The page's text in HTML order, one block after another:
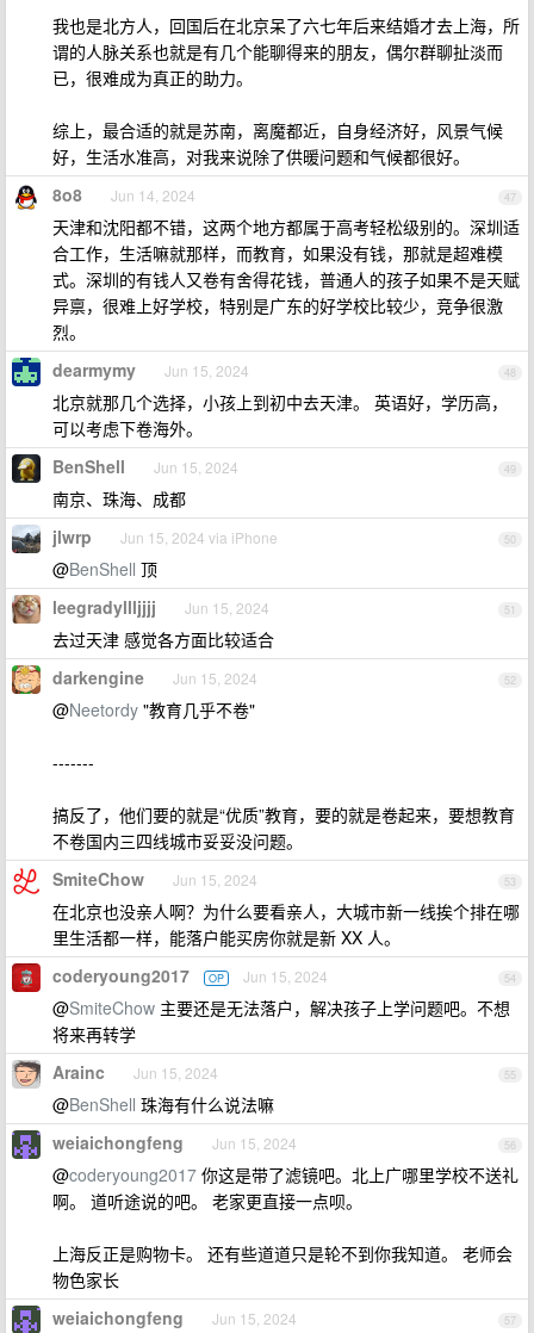
我也是北方人，回国后在北京呆了六七年后来结婚才去上海，所
谓的人脉关系也就是有几个能聊得来的朋友，偶尔群聊扯淡而
已，很难成为真正的助力。
综上，最合适的就是苏南，离魔都近，自身经济好，风景气候
好，生活水准高，对我来说除了供暖问题和气候都很好。
47
8o8 Jun 14, 2024
天津和沈阳都不错，这两个地方都属于高考轻松级别的。深圳适
合工作，生活嘛就那样，而教育，如果没有钱，那就是超难模
式。深圳的有钱人又卷有舍得花钱，普通人的孩子如果不是天赋
异禀，很难上好学校，特别是广东的好学校比较少，竞争很激
烈。
48
dearmymy Jun 15, 2024
北京就那几个选择，小孩上到初中去天津。 英语好，学历高，
可以考虑下卷海外。
49
BenShell Jun 15, 2024
南京、珠海、成都
50
jlwrp Jun 15, 2024 via iPhone
@BenShell 顶
51
leegradyllljjjj Jun 15, 2024
去过天津 感觉各方面比较适合
52
darkengine Jun 15, 2024
@Neetordy "教育几乎不卷"
-------
搞反了，他们要的就是“优质”教育，要的就是卷起来，要想教育
不卷国内三四线城市妥妥没问题。
53
SmiteChow Jun 15, 2024
在北京也没亲人啊？为什么要看亲人，大城市新一线挨个排在哪
里生活都一样，能落户能买房你就是新 XX 人。
54
coderyoung2017 OP Jun 15, 2024
@SmiteChow 主要还是无法落户，解决孩子上学问题吧。不想
将来再转学
55
Arainc Jun 15, 2024
@BenShell 珠海有什么说法嘛
56
weiaichongfeng Jun 15, 2024
@coderyoung2017 你这是带了滤镜吧。北上广哪里学校不送礼
啊。 道听途说的吧。 老家更直接一点呗。
上海反正是购物卡。 还有些道道只是轮不到你我知道。 老师会
物色家长
57
weiaichongfeng Jun 15, 2024